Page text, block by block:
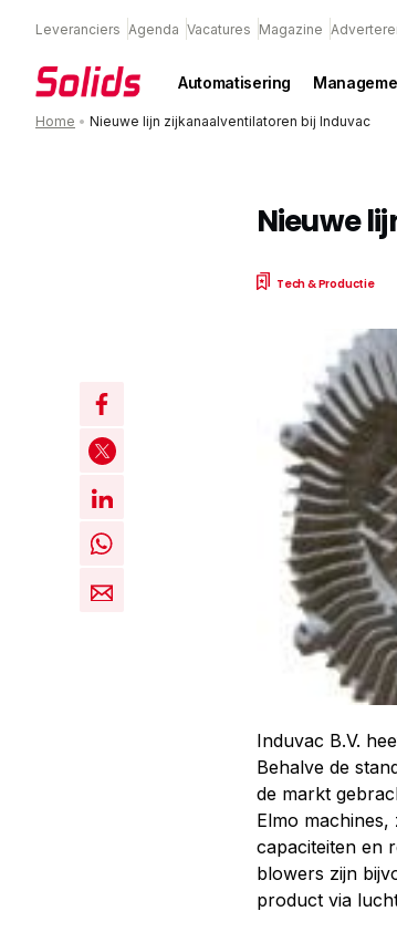
Leveranciers Agenda Vacatures Magazine
Automatisering
Home • Nieuwe lijn zijkanaalventilatoren bij Induvac
Nieuwe
Tech & Productie
Induvac B.V.
Behalve de
de markt
Elmo
capaciteiten en
blowers zijn
product via